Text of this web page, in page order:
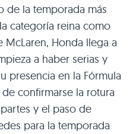
de la temporada más
categoría reina como
Honda llega a
a haber serias y
presencia en la Fórmula
confirmarse la rotura
y el paso de
para la temporada